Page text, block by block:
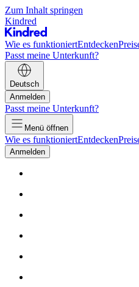
Zum Inhalt springen
Kindred
Wie es funktioniertEntdecken
Passt meine Unterkunft?
Deutsch
Anmelden
Passt meine Unterkunft?
Menü öffnen
Wie es funktioniertEntdecken
Anmelden